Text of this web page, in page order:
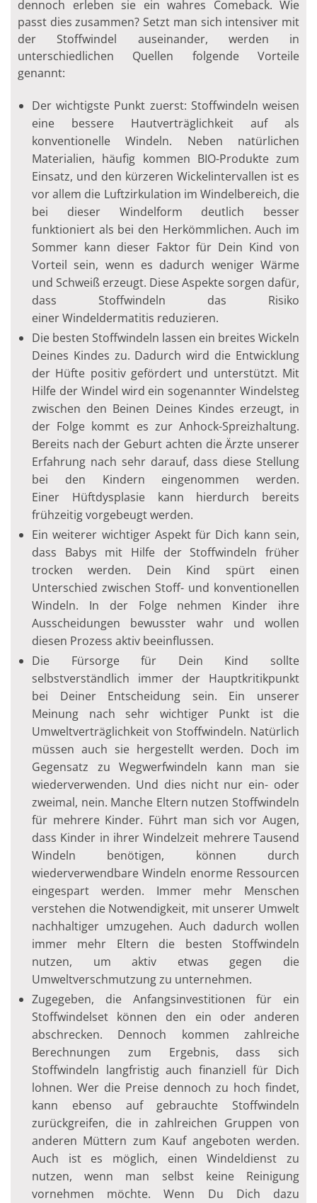
dennoch erleben sie ein wahres Comeback. Wie
passt dies zusammen? Setzt man sich intensiver mit
der Stoffwindel auseinander, werden in
unterschiedlichen Quellen folgende Vorteile
genannt:
Der wichtigste Punkt zuerst: Stoffwindeln weisen
eine bessere Hautverträglichkeit auf als
konventionelle Windeln. Neben natürlichen
Materialien, häufig kommen BIO-Produkte zum
Einsatz, und den kürzeren Wickelintervallen ist es
vor allem die Luftzirkulation im Windelbereich, die
bei dieser Windelform deutlich besser
funktioniert als bei den Herkömmlichen. Auch im
Sommer kann dieser Faktor für Dein Kind von
Vorteil sein, wenn es dadurch weniger Wärme
und Schweiß erzeugt. Diese Aspekte sorgen dafür,
dass Stoffwindeln das Risiko
einer Windeldermatitis reduzieren.
Die besten Stoffwindeln lassen ein breites Wickeln
Deines Kindes zu. Dadurch wird die Entwicklung
der Hüfte positiv gefördert und unterstützt. Mit
Hilfe der Windel wird ein sogenannter Windelsteg
zwischen den Beinen Deines Kindes erzeugt, in
der Folge kommt es zur Anhock-Spreizhaltung.
Bereits nach der Geburt achten die Ärzte unserer
Erfahrung nach sehr darauf, dass diese Stellung
bei den Kindern eingenommen werden.
Einer Hüftdysplasie kann hierdurch bereits
frühzeitig vorgebeugt werden.
Ein weiterer wichtiger Aspekt für Dich kann sein,
dass Babys mit Hilfe der Stoffwindeln früher
trocken werden. Dein Kind spürt einen
Unterschied zwischen Stoff- und konventionellen
Windeln. In der Folge nehmen Kinder ihre
Ausscheidungen bewusster wahr und wollen
diesen Prozess aktiv beeinflussen.
Die Fürsorge für Dein Kind sollte
selbstverständlich immer der Hauptkritikpunkt
bei Deiner Entscheidung sein. Ein unserer
Meinung nach sehr wichtiger Punkt ist die
Umweltverträglichkeit von Stoffwindeln. Natürlich
müssen auch sie hergestellt werden. Doch im
Gegensatz zu Wegwerfwindeln kann man sie
wiederverwenden. Und dies nicht nur ein- oder
zweimal, nein. Manche Eltern nutzen Stoffwindeln
für mehrere Kinder. Führt man sich vor Augen,
dass Kinder in ihrer Windelzeit mehrere Tausend
Windeln benötigen, können durch
wiederverwendbare Windeln enorme Ressourcen
eingespart werden. Immer mehr Menschen
verstehen die Notwendigkeit, mit unserer Umwelt
nachhaltiger umzugehen. Auch dadurch wollen
immer mehr Eltern die besten Stoffwindeln
nutzen, um aktiv etwas gegen die
Umweltverschmutzung zu unternehmen.
Zugegeben, die Anfangsinvestitionen für ein
Stoffwindelset können den ein oder anderen
abschrecken. Dennoch kommen zahlreiche
Berechnungen zum Ergebnis, dass sich
Stoffwindeln langfristig auch finanziell für Dich
lohnen. Wer die Preise dennoch zu hoch findet,
kann ebenso auf gebrauchte Stoffwindeln
zurückgreifen, die in zahlreichen Gruppen von
anderen Müttern zum Kauf angeboten werden.
Auch ist es möglich, einen Windeldienst zu
nutzen, wenn man selbst keine Reinigung
vornehmen möchte. Wenn Du Dich dazu